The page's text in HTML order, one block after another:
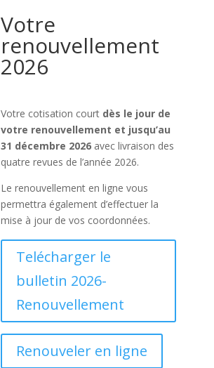
Votre
renouvellement
2026
Votre cotisation court dès le jour de
votre renouvellement et jusqu’au
31 décembre 2026avec livraison des
quatre revues de l’année 2026.
Le renouvellement en ligne vous
permettra également d’effectuer la
mise à jour de vos coordonnées.
Telécharger le
bulletin 2026-
Renouvellement
Renouveler en ligne